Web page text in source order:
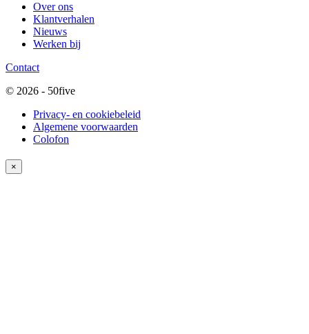
Over ons
Klantverhalen
Nieuws
Werken bij
Contact
© 2026 - 50five
Privacy- en cookiebeleid
Algemene voorwaarden
Colofon
×